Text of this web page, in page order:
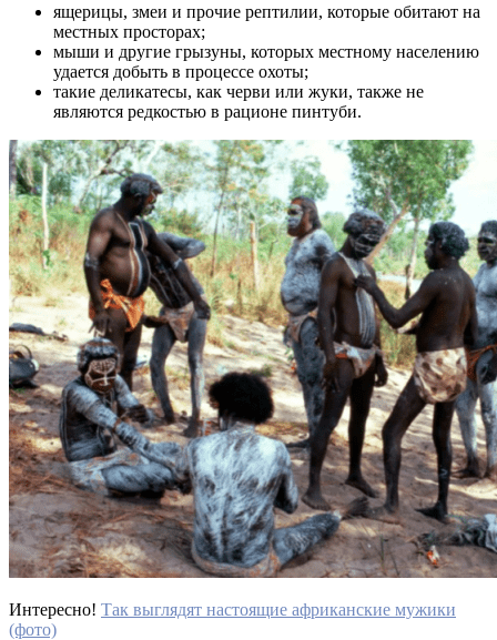
ящерицы, змеи и прочие рептилии, которые обитают на
местных просторах;
мыши и другие грызуны, которых местному населению
удается добыть в процессе охоты;
такие деликатесы, как черви или жуки, также не
являются редкостью в рационе пинтуби.
Интересно! Так выглядят настоящие африканские мужики
(фото)